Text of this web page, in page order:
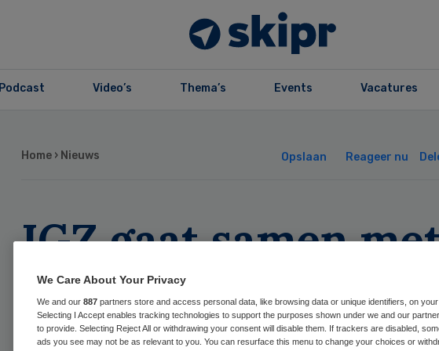
Podcast Video’s Thema’s Events Vacatures
Home › Nieuws Opslaan Reageer nu
IGZ gaat samen
op inspectie
We Care About Your Privacy
We and our 887 partners store and access personal data, like browsing data or unique identifiers, on
Selecting I Accept enables tracking technologies to support the purposes shown under we and our
to provide. Selecting Reject All or withdrawing your consent will disable them. If trackers are disabled,
ads you see may not be as relevant to you. You can resurface this menu to change your choices or